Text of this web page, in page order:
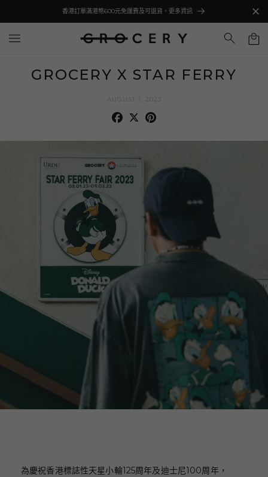
容
香港訂單滿港幣600元免運費及可退貨。更多資訊
購
物
GROCERY X STAR FERRY
AUGUST 1, 2023
Facebook
X
為慶祝香港標誌性天星小輪125周年及迪士尼100周年，